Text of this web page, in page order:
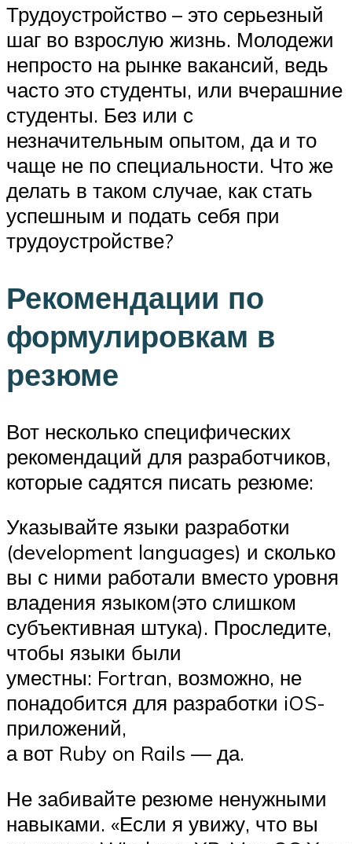
Трудоустройство – это серьезный
шаг во взрослую жизнь. Молодежи
непросто на рынке вакансий, ведь
часто это студенты, или вчерашние
студенты. Без или с
незначительным опытом, да и то
чаще не по специальности. Что же
делать в таком случае, как стать
успешным и подать себя при
трудоустройстве?
Рекомендации по
формулировкам в
резюме
Вот несколько специфических
рекомендаций для разработчиков,
которые садятся писать резюме:
Указывайте языки разработки
(development languages) и сколько
вы с ними работали вместо уровня
владения языком(это слишком
субъективная штука). Проследите,
чтобы языки были
уместны: Fortran, возможно, не
понадобится для разработки iOS-
приложений,
а вот Ruby on Rails — да.
Не забивайте резюме ненужными
навыками. «Если я увижу, что вы